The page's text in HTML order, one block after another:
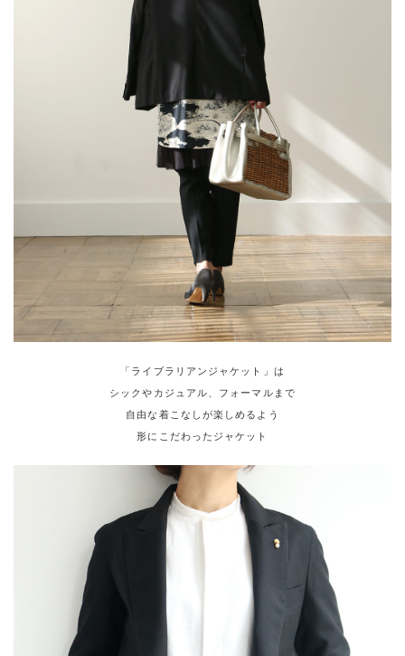
「ライブラリアンジャケット」は
シックやカジュアル、フォーマルまで
自由な着こなしが楽しめるよう
形にこだわったジャケット